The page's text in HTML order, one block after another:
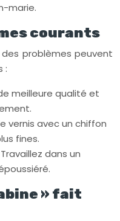
marie.
courants
problèmes peuvent
:
meilleure qualité et
vernis avec un chiffon
fines.
Travaillez dans un
» fait